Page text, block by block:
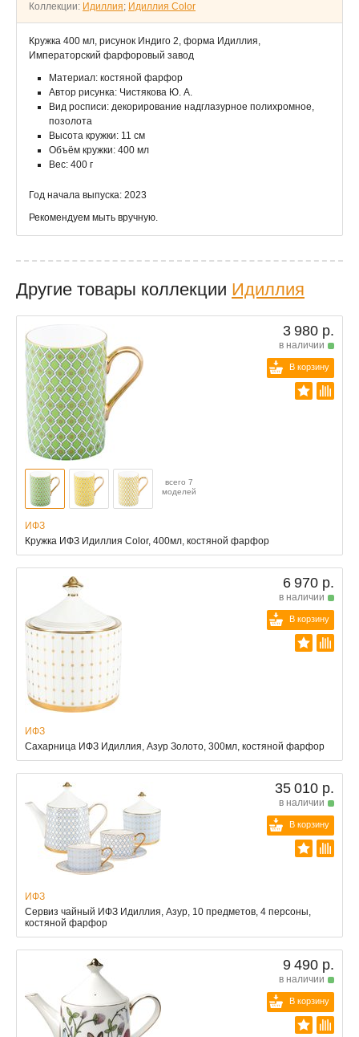
Коллекции: Идиллия; Идиллия Color
Кружка 400 мл, рисунок Индиго 2, форма Идиллия,
Императорский фарфоровый завод
Материал: костяной фарфор
Автор рисунка: Чистякова Ю. А.
Вид росписи: декорирование надглазурное полихромное,
позолота
Высота кружки: 11 см
Объём кружки: 400 мл
Вес: 400 г
Год начала выпуска: 2023
Рекомендуем мыть вручную.
Другие товары коллекции Идиллия
3 980 р.
в наличии
В корзину
всего 7
моделей
ИФЗ
Кружка ИФЗ Идиллия Color, 400мл, костяной фарфор
6 970 р.
в наличии
В корзину
ИФЗ
Сахарница ИФЗ Идиллия, Азур Золото, 300мл, костяной фарфор
35 010 р.
в наличии
В корзину
ИФЗ
Сервиз чайный ИФЗ Идиллия, Азур, 10 предметов, 4 персоны,
костяной фарфор
9 490 р.
в наличии
В корзину